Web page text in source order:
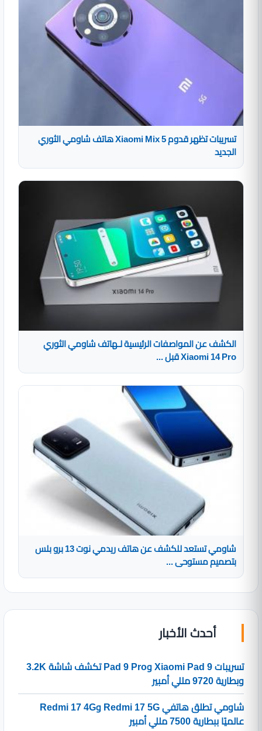
تسريبات تظهر قدوم Xiaomi Mix 5 هاتف شاومي الثوري
الجديد
الكشف عن المواصفات الرئيسية لـهاتف شاومي الثوري
Xiaomi 14 Pro قبل ...
شاومي تستعد للكشف عن هاتف ريدمي نوت 13 برو بلس
بتصميم مستوحى ...
أحدث الأخبار
تسريبات Xiaomi Pad 9 وPad 9 Pro تكشف شاشة 3.2K
وبطارية 9720 مللي أمبير
شاومي تطلق هاتفي Redmi 17 5G وRedmi 17 4G
عالميًا ببطارية 7500 مللي أمبير